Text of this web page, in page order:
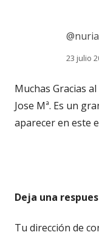
23 julio
Muchas Gracias
Jose Mª. Es un
aparecer en este
Deja una
Tu dirección de